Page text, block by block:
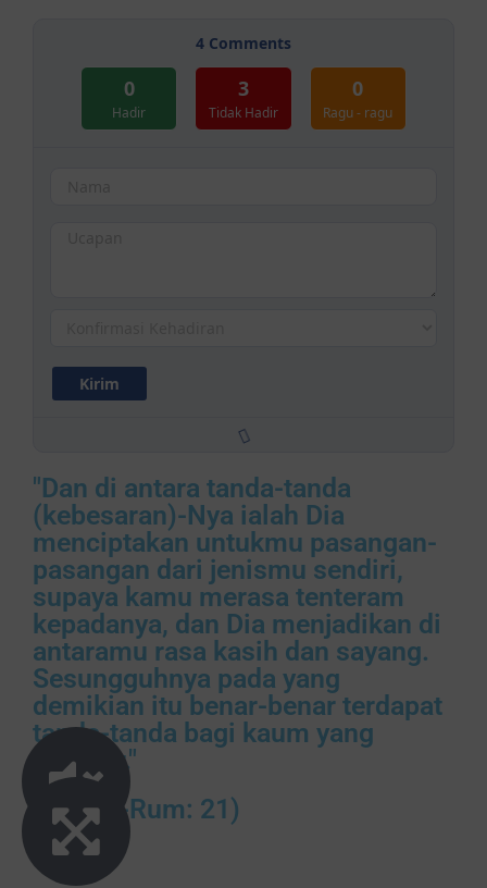
4 Comments
0
Hadir
3
Tidak Hadir
0
Ragu - ragu
"Dan di antara tanda-tanda
(kebesaran)-Nya ialah Dia
menciptakan untukmu pasangan-
pasangan dari jenismu sendiri,
supaya kamu merasa tenteram
kepadanya, dan Dia menjadikan di
antaramu rasa kasih dan sayang.
Sesungguhnya pada yang
demikian itu benar-benar terdapat
tanda-tanda bagi kaum yang
berpikir."
(QS. Ar-Rum: 21)